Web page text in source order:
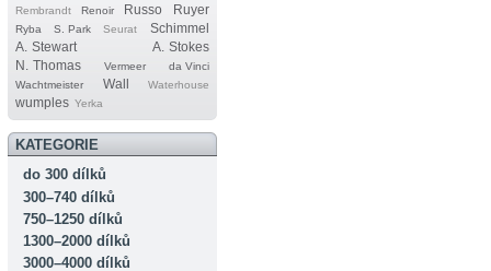
Rembrandt
Renoir Russo Ruyer
Ryba S. Park Seurat
Schimmel
A. Stewart
A. Stokes
N. Thomas
Vermeer
da Vinci
Wachtmeister
Wall Waterhouse
wumples Yerka
KATEGORIE
do 300 dílků
300–740 dílků
750–1250 dílků
1300–2000 dílků
3000–4000 dílků